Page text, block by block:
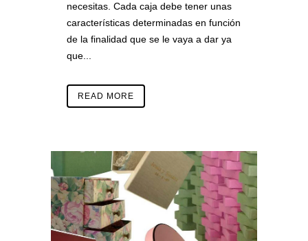
necesitas. Cada caja debe tener unas
características determinadas en función
de la finalidad que se le vaya a dar ya
que...
READ MORE